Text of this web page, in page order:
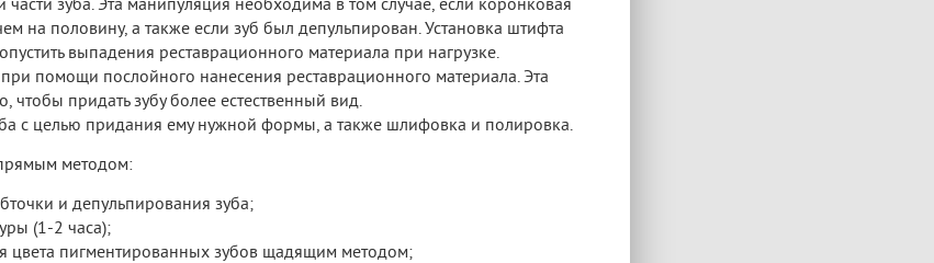
на половину, а также если зуб был депульпирован. Установка штифта
выпадения реставрационного материала при нагрузке.
помощи послойного нанесения реставрационного материала. Эта
чтобы придать зубу более естественный вид.
с целью придания ему нужной формы, а также шлифовка и полировка.
методом:
и депульпирования зуба;
(1-2 часа);
цвета пигментированных зубов щадящим методом;